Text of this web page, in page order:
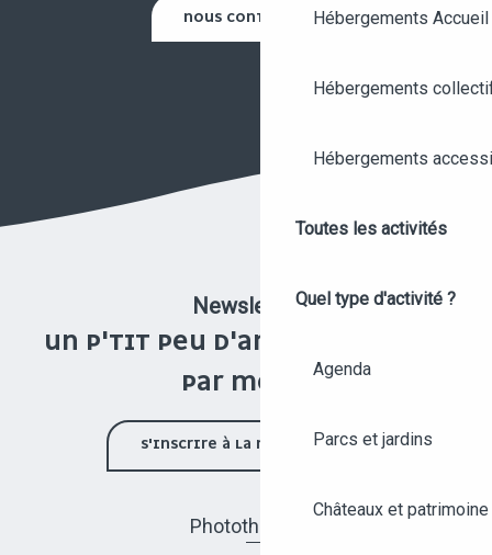
Hébergements
Hébergements
Hébergements
Toutes les activités
Quel type d'activité ?
Agenda
Parcs et jardins
Châteaux et patrimoine
NOUS CONTACTER
Newsletter
UN P'TIT PEU D'ANGERS UNE FOIS
PAR MOIS !
S'INSCRIRE À LA NEWSLETTER
Photothèque